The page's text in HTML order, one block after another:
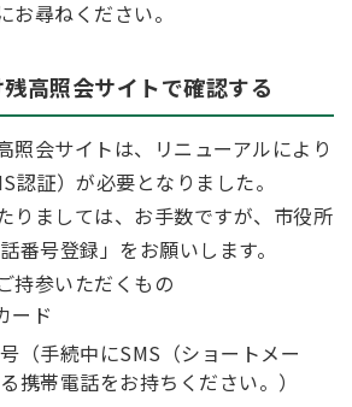
お尋ねください。
高照会サイトで確認する
照会サイトは、リニューアルにより
認証）が必要となりました。
りましては、お手数ですが、市役所
番号登録」をお願いします。
持参いただくもの
ード
（手続中にSMS（ショートメー
携帯電話をお持ちください。）